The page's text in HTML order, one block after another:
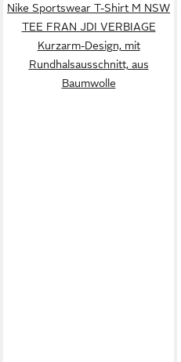
Nike Sportswear T-Shirt M NSW
TEE FRAN JDI VERBIAGE
Kurzarm-Design, mit
Rundhalsausschnitt, aus
Baumwolle